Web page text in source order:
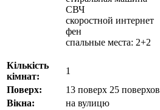
СВЧ
скоростной интернет
фен
спальные места: 2+2
Кількість
кімнат:
1
Поверх:
13 поверх 25
Вікна:
на вулицю